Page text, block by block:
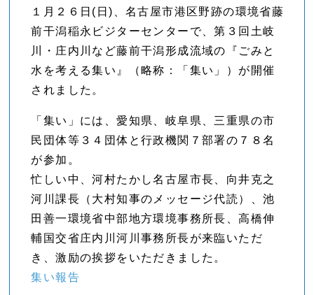
１月２６日(日)、名古屋市港区野跡の環境省藤
前干潟稲永ビジターセンターで、第３回土岐
川・庄内川など藤前干潟形成流域の『ごみと
水を考える集い』（略称：「集い」）が開催
されました。
「集い」には、愛知県、岐阜県、三重県の市
民団体等３４団体と行政機関７部署の７８名
が参加。
忙しい中、河村たかし名古屋市長、向井克之
河川課長（大村知事のメッセージ代読）、池
田善一環境省中部地方環境事務所長、高橋伸
輔国交省庄内川河川事務所長が来臨いただ
き、激励の挨拶をいただきました。
集い報告